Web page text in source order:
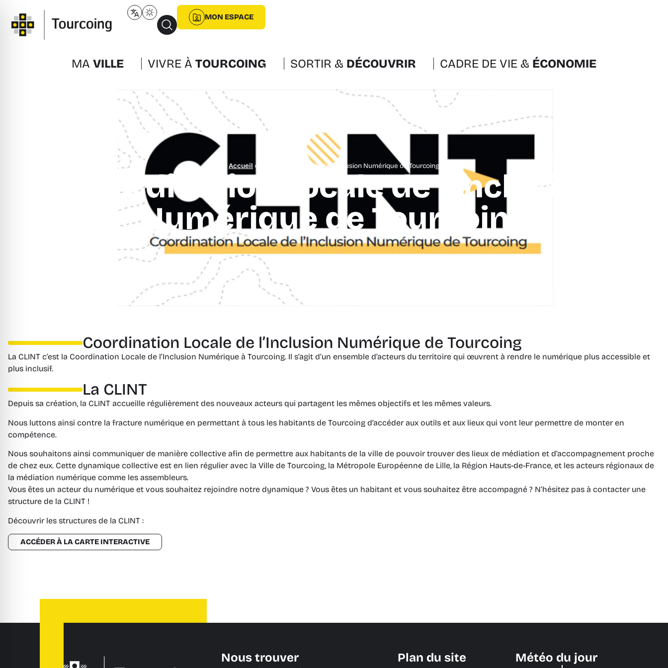
MON ESPACE
MA VILLE VIVRE À TOURCOING SORTIR & DÉCOUVRIR CADRE DE VIE & ÉCONOMIE
Accueil » Coordination Locale de l’Inclusion Numérique de Tourcoing
Coordination Locale de l’Inclusion
Numérique de Tourcoing
Coordination Locale de l’Inclusion Numérique de Tourcoing
La CLINT c’est la Coordination Locale de l’Inclusion Numérique à Tourcoing. Il s’agit d’un ensemble d’acteurs du territoire qui œuvrent à rendre le numérique plus accessible et
plus inclusif.
La CLINT
Depuis sa création, la CLINT accueille régulièrement des nouveaux acteurs qui partagent les mêmes objectifs et les mêmes valeurs.
Nous luttons ainsi contre la fracture numérique en permettant à tous les habitants de Tourcoing d’accéder aux outils et aux lieux qui vont leur permettre de monter en
compétence.
Nous souhaitons ainsi communiquer de manière collective afin de permettre aux habitants de la ville de pouvoir trouver des lieux de médiation et d’accompagnement proche
de chez eux. Cette dynamique collective est en lien régulier avec la Ville de Tourcoing, la Métropole Européenne de Lille, la Région Hauts-de-France, et les acteurs régionaux de
la médiation numérique comme les assembleurs.
Vous êtes un acteur du numérique et vous souhaitez rejoindre notre dynamique ? Vous êtes un habitant et vous souhaitez être accompagné ? N’hésitez pas à contacter une
structure de la CLINT !
Découvrir les structures de la CLINT :
ACCÉDER À LA CARTE INTERACTIVE
Nous trouver Plan du site Météo du jour